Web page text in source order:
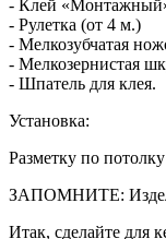
- Клей «Монтажный»
- Рулетка (от 4 м.)
- Мелкозубчатая
- Мелкозернистая
- Шпатель для клея.
Установка:
Разметку по
ЗАПОМНИТЕ:
Итак, сделайте для